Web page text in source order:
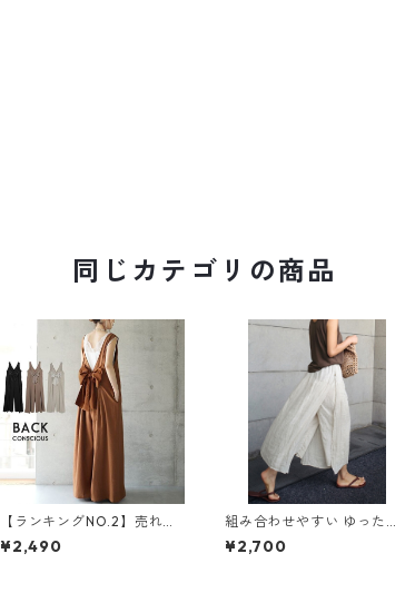
同じカテゴリの商品
【ランキングNO.2】売れ切
れ必至 バックリボン4色展
開 オールインワン m-385
¥2,490
組み合わせやすい ゆったり
キュロットスカート パンツ
m-763
¥2,700